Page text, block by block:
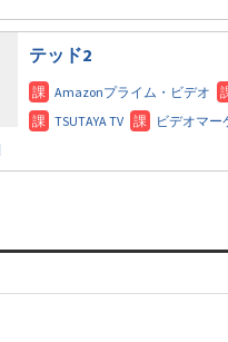
public_html/osusume-
soledad-
public_html/osusume-
soledad-
soledad-
テッド2